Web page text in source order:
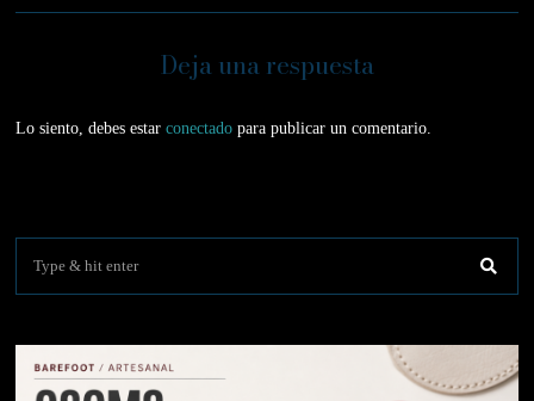
Deja una respuesta
Lo siento, debes estarconectado para publicar un comentario.